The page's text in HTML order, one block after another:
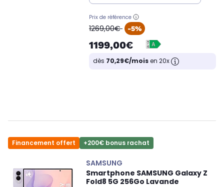
Prix de référence
oldPrice
1269,00€ -5%
1199,00€
dès 70,29€/moisen 20x
Financement offert +200€ bonus rachat
SAMSUNG
Smartphone SAMSUNG Galaxy Z
Fold8 5G 256Go Lavande